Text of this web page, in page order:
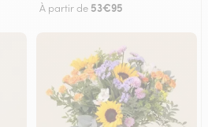
À partir de 53€95